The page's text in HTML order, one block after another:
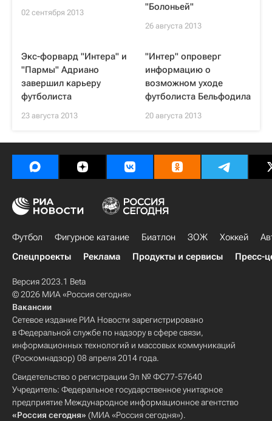
02 сентября 2013
"Болоньей"
26 августа 2013
Экс-форвард "Интера" и
"Пармы" Адриано
завершил карьеру
футболиста
23 августа 2013
"Интер" опроверг
информацию о
возможном уходе
футболиста Бельфодила
20 августа 2013
Футбол Фигурное катание Биатлон ЗОЖ Хоккей
Спецпроекты
Реклама Продукты и сервисы Пресс-
Версия 2023.1 Beta
© 2026 МИА «Россия сегодня»
Вакансии
Сетевое издание РИА Новости зарегистрировано
в Федеральной службе по надзору в сфере связи,
информационных технологий и массовых коммуникаций
(Роскомнадзор) 08 апреля 2014 года.
Свидетельство о регистрации Эл № ФС77-57640
Учредитель: Федеральное государственное унитарное
предприятие Международное информационное агентство
«Россия сегодня» (МИА «Россия сегодня»).